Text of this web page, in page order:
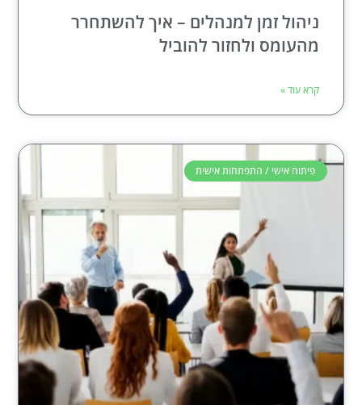
ניהול זמן למנהלים – איך להשתחרר
מהעומס ולחזור להוביל
קרא עוד »
פיתוח אישי / התפתחות אישית